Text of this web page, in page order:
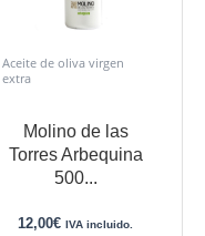
Aceite de oliva virgen
extra
Molino de las
Torres Arbequina
500...
12,00€ IVA incluido.